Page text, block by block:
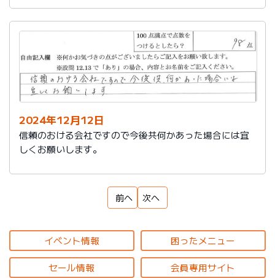
分たちでパネルを外したり付けたりしました。そこが無
駄な時間と色で悩んでしまった時間があったのが残念で
2024年12月12日
信頼のおける会社ですので今後共何かあった場合には宜
しくお願いします。
前へ 次へ
イベント情報 困ったメニュー
セール情報 会員専用サイト